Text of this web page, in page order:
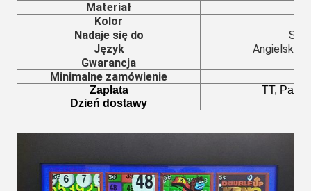
Materiał
Kolor
Nadaje się do
Język
Angielski /
Gwarancja
Minimalne zamówienie
Zapłata
TT,
Dzień dostawy